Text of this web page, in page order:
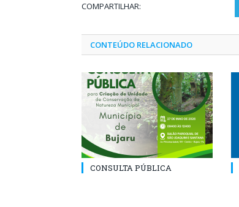
COMPARTILHAR:
CONTEÚDO RELACIONADO
CONSULTA PÚBLICA